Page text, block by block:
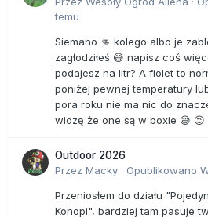
temu
Siemano 👊 kolego albo je
zagłodziłeś 😅 napisz coś
podajesz na litr? A fiolet to
poniżej pewnej temperatury
pora roku nie ma nic do
widzę że one są w boxie 😅 😉
Outdoor 2026
Przez Macky · Opublikowano
Przeniosłem do działu
Konopi", bardziej tam pasuje